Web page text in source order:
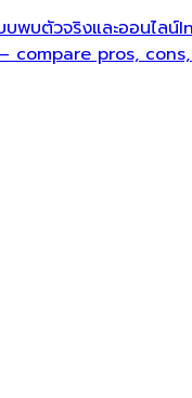
พบตัวจริงและออนไลน์
compare pros,